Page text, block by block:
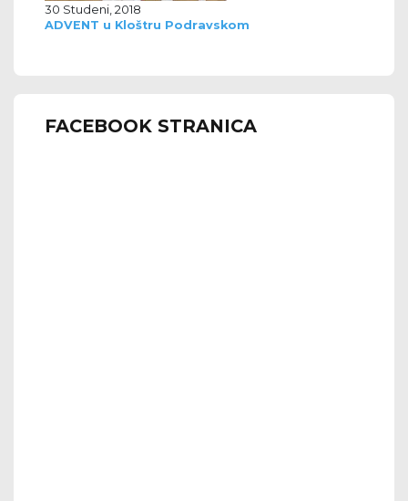
30 Studeni, 2018
ADVENT u Kloštru Podravskom
FACEBOOK STRANICA